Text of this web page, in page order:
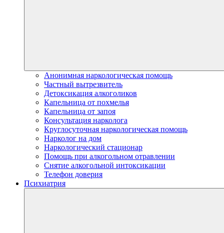
Анонимная наркологическая помощь
Частный вытрезвитель
Детоксикация алкоголиков
Капельница от похмелья
Капельница от запоя
Консультация нарколога
Круглосуточная наркологическая помощь
Нарколог на дом
Наркологический стационар
Помощь при алкогольном отравлении
Снятие алкогольной интоксикации
Телефон доверия
Психиатрия